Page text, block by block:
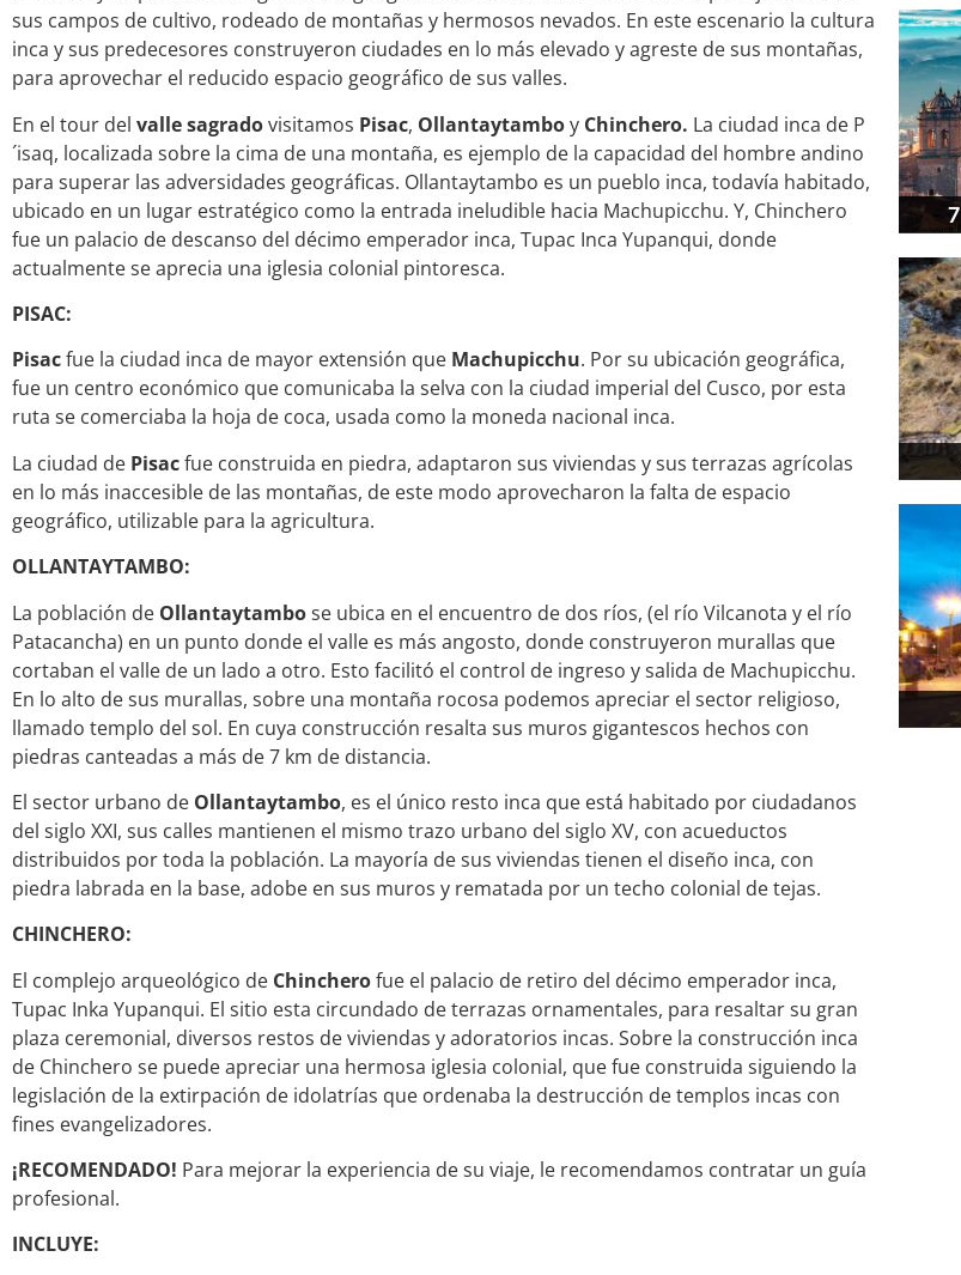
sus campos de cultivo, rodeado de montañas y hermosos nevados. En este escenario la cultura
inca y sus predecesores construyeron ciudades en lo más elevado y agreste de sus montañas,
para aprovechar el reducido espacio geográfico de sus valles.
En el tour del valle sagradovisitamos Pisac, Ollantaytamboy Chinchero. La ciudad inca de P
´isaq, localizada sobre la cima de una montaña, es ejemplo de la capacidad del hombre andino
para superar las adversidades geográficas. Ollantaytambo es un pueblo inca, todavía habitado,
ubicado en un lugar estratégico como la entrada ineludible hacia Machupicchu. Y, Chinchero
fue un palacio de descanso del décimo emperador inca, Tupac Inca Yupanqui, donde
actualmente se aprecia una iglesia colonial pintoresca.
PISAC:
Pisacfue la ciudad inca de mayor extensión que Machupicchu. Por su ubicación geográfica,
fue un centro económico que comunicaba la selva con la ciudad imperial del Cusco, por esta
ruta se comerciaba la hoja de coca, usada como la moneda nacional inca.
La ciudad de Pisacfue construida en piedra, adaptaron sus viviendas y sus terrazas agrícolas
en lo más inaccesible de las montañas, de este modo aprovecharon la falta de espacio
geográfico, utilizable para la agricultura.
OLLANTAYTAMBO:
La población de Ollantaytambose ubica en el encuentro de dos ríos, (el río Vilcanota y el río
Patacancha) en un punto donde el valle es más angosto, donde construyeron murallas que
cortaban el valle de un lado a otro. Esto facilitó el control de ingreso y salida de Machupicchu.
En lo alto de sus murallas, sobre una montaña rocosa podemos apreciar el sector religioso,
llamado templo del sol. En cuya construcción resalta sus muros gigantescos hechos con
piedras canteadas a más de 7 km de distancia.
El sector urbano de Ollantaytambo, es el único resto inca que está habitado por ciudadanos
del siglo XXI, sus calles mantienen el mismo trazo urbano del siglo XV, con acueductos
distribuidos por toda la población. La mayoría de sus viviendas tienen el diseño inca, con
piedra labrada en la base, adobe en sus muros y rematada por un techo colonial de tejas.
CHINCHERO:
El complejo arqueológico de Chincherofue el palacio de retiro del décimo emperador inca,
Tupac Inka Yupanqui. El sitio esta circundado de terrazas ornamentales, para resaltar su gran
plaza ceremonial, diversos restos de viviendas y adoratorios incas. Sobre la construcción inca
de Chinchero se puede apreciar una hermosa iglesia colonial, que fue construida siguiendo la
legislación de la extirpación de idolatrías que ordenaba la destrucción de templos incas con
fines evangelizadores.
¡RECOMENDADO! Para mejorar la experiencia de su viaje, le recomendamos contratar un guía
profesional.
INCLUYE: